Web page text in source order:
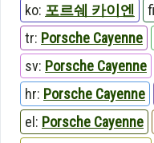
ko: 포르쉐 카이엔
tr: Porsche Cayenne
sv: Porsche Cayenne
hr: Porsche Cayenne
el: Porsche Cayenne